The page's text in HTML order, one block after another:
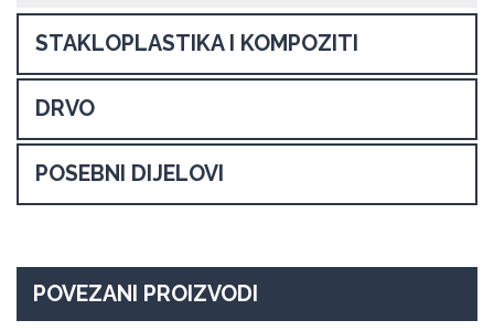
STAKLOPLASTIKA I KOMPOZITI
DRVO
POSEBNI DIJELOVI
POVEZANI PROIZVODI